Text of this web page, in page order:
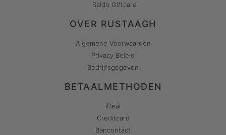
Saldo Giftcard
OVER RUSTAAGH
Algemene Voorwaarden
Privacy Beleid
Bedrijfsgegeven
BETAALMETHODEN
iDeal
Creditcard
Bancontact